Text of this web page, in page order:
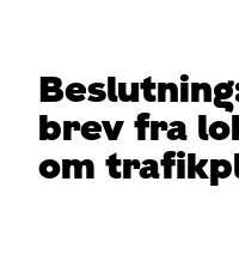
brev fra
om